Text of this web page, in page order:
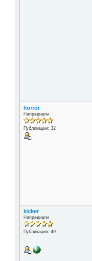
horror
Напреднали
Публикации: 32
kicker
Напреднали
Публикации: 49